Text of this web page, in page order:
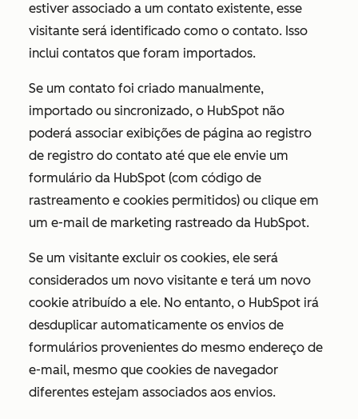
estiver associado a um contato existente, esse
visitante será identificado como o contato. Isso
inclui contatos que foram importados.
Se um contato foi criado manualmente,
importado ou sincronizado, o HubSpot não
poderá associar exibições de página ao registro
de registro do contato até que ele envie um
formulário da HubSpot (com código de
rastreamento e cookies permitidos) ou clique em
um e-mail de marketing rastreado da HubSpot.
Se um visitante excluir os cookies, ele será
considerados um novo visitante e terá um novo
cookie atribuído a ele. No entanto, o HubSpot irá
desduplicar automaticamente os envios de
formulários provenientes do mesmo endereço de
e-mail, mesmo que cookies de navegador
diferentes estejam associados aos envios.